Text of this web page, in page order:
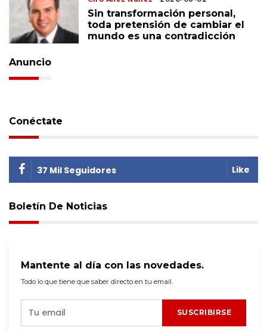
Sin transformación personal,
toda pretensión de cambiar el
mundo es una contradicción
Anuncio
Conéctate
37 Mil Seguidores Like
Boletín De Noticias
Mantente al día con las novedades.
Todo lo que tiene que saber directo en tu email.
SUSCRIBIRSE